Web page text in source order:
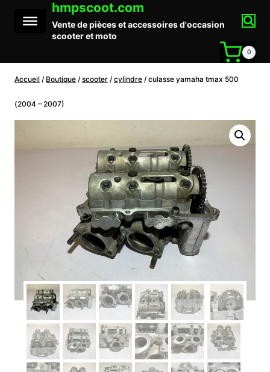
contenu
hmpscoot.com
Vente de pièces et accessoires d'occasion
scooter et moto
0
Accueil / Boutique / scooter / cylindre / culasse yamaha tmax 500
(2004 – 2007)